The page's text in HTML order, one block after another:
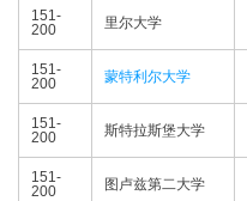
151-
200
里尔大学
151-
200
蒙特利尔大学
151-
200
斯特拉斯堡大学
151-
200
图卢兹第二大学